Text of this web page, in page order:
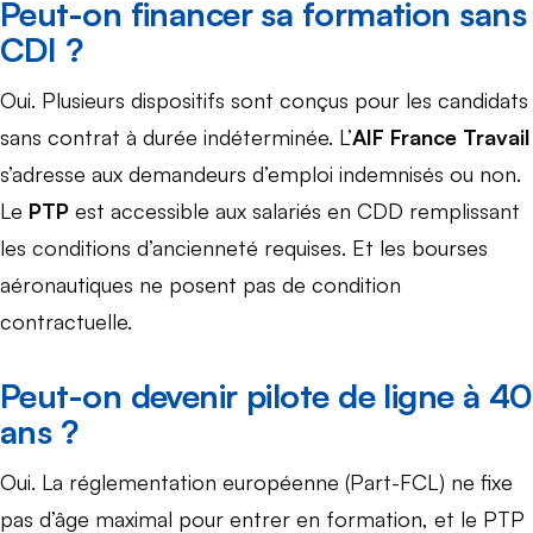
Peut-on financer sa formation sans
CDI ?
Oui. Plusieurs dispositifs sont conçus pour les candidats
sans contrat à durée indéterminée. L’AIF France Travail
s’adresse aux demandeurs d’emploi indemnisés ou non.
Le PTP est accessible aux salariés en CDD remplissant
les conditions d’ancienneté requises. Et les bourses
aéronautiques ne posent pas de condition
contractuelle.
Peut-on devenir pilote de ligne à 40
ans ?
Oui. La réglementation européenne (Part-FCL) ne fixe
pas d’âge maximal pour entrer en formation, et le PTP